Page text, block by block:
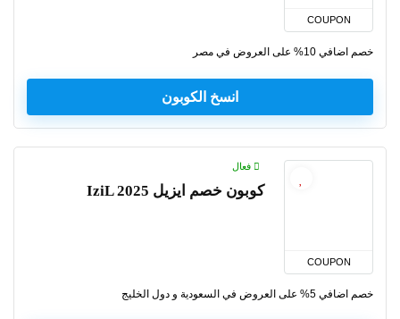
COUPON
خصم اضافي 10% على العروض في مصر
انسخ الكوبون
COUPON
فعال
كوبون خصم ايزيل IziL 2025
خصم اضافي 5% على العروض في السعودية و دول الخليج